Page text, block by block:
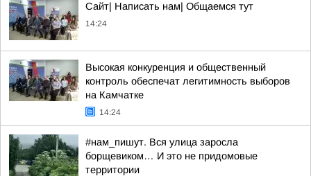
Сайт| Написать нам| Общаемся тут
14:24
Высокая конкуренция и общественный
контроль обеспечат легитимность выборов
на Камчатке
14:24
#нам_пишут. Вся улица заросла
борщевиком… И это не придомовые
территории